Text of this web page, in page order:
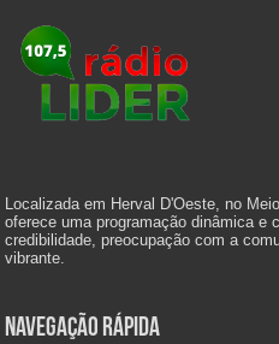
Localizada em Herval D'Oeste, no
oferece uma programação dinâmica e
credibilidade, preocupação com a
vibrante.
Navegação Rápida